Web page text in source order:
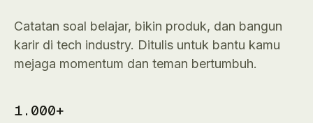
Catatan soal belajar, bikin produk, dan bangun
karir di tech industry. Ditulis untuk bantu kamu
mejaga momentum dan teman bertumbuh.
1.000+